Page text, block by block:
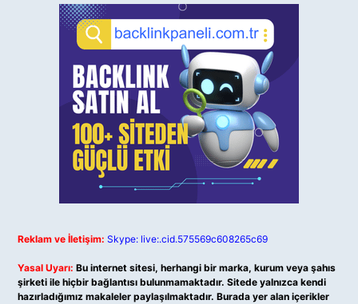
Reklam ve İletişim: Skype: live:.cid.575569c608265c69
Yasal Uyarı: Bu internet sitesi, herhangi bir marka, kurum veya şahıs
şirketi ile hiçbir bağlantısı bulunmamaktadır. Sitede yalnızca kendi
hazırladığımız makaleler paylaşılmaktadır. Burada yer alan içerikler